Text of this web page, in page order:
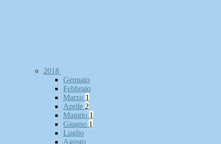
2018
Gennaio
Febbraio
Marzo 1
Aprile 2
Maggio 1
Giugno 1
Luglio
Agosto